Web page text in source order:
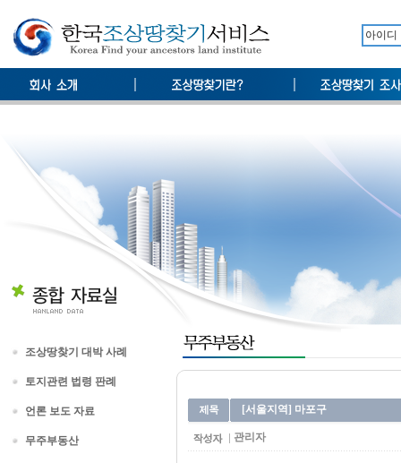
조상땅찾기 대박 사례
토지관련 법령 판례
언론 보도 자료
무주부동산
[서울지역] 마포구
관리자